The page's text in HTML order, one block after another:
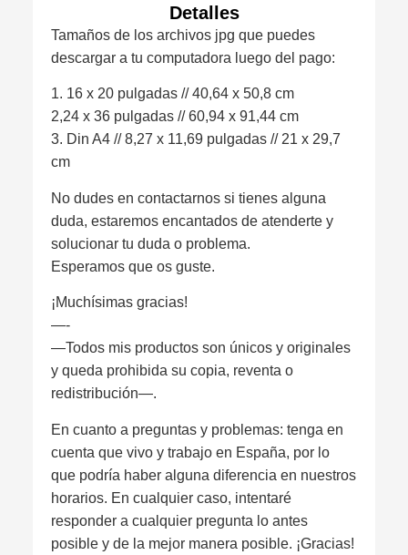
Detalles
Tamaños de los archivos jpg que puedes
descargar a tu computadora luego del pago:
1. 16 x 20 pulgadas // 40,64 x 50,8 cm
2,24 x 36 pulgadas // 60,94 x 91,44 cm
3. Din A4 // 8,27 x 11,69 pulgadas // 21 x 29,7
cm
No dudes en contactarnos si tienes alguna
duda, estaremos encantados de atenderte y
solucionar tu duda o problema.
Esperamos que os guste.
¡Muchísimas gracias!
—-
—Todos mis productos son únicos y originales
y queda prohibida su copia, reventa o
redistribución—.
En cuanto a preguntas y problemas: tenga en
cuenta que vivo y trabajo en España, por lo
que podría haber alguna diferencia en nuestros
horarios. En cualquier caso, intentaré
responder a cualquier pregunta lo antes
posible y de la mejor manera posible. ¡Gracias!